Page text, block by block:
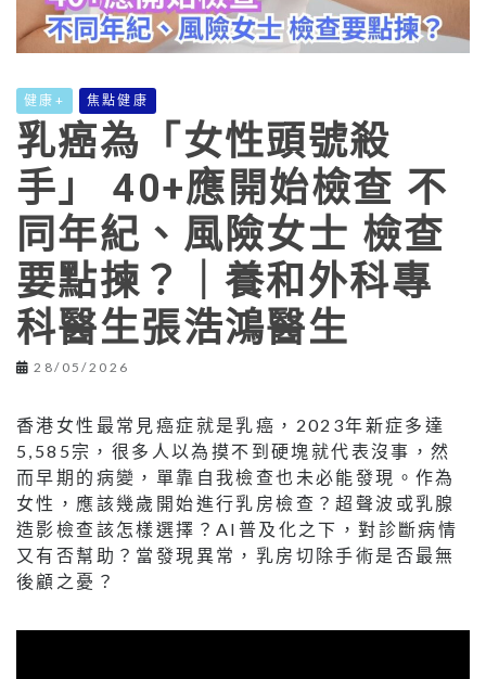
健康+ 焦點健康
乳癌為「女性頭號殺
手」 40+應開始檢查 不
同年紀、風險女士 檢查
要點揀？｜養和外科專
科醫生張浩鴻醫生
28/05/2026
香港女性最常見癌症就是乳癌，2023年新症多達
5,585宗，很多人以為摸不到硬塊就代表沒事，然
而早期的病變，單靠自我檢查也未必能發現。作為
女性，應該幾歲開始進行乳房檢查？超聲波或乳腺
造影檢查該怎樣選擇？AI普及化之下，對診斷病情
又有否幫助？當發現異常，乳房切除手術是否最無
後顧之憂？